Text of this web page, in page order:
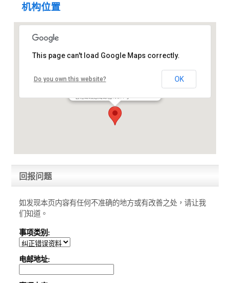
机构位置
Greensmiles HK Limited
香港邮政总局邮箱10817号
This page can't load Google Maps correctly.
Do you own this website? OK
回报问题
如发现本页内容有任何不准确的地方或有改善之处，请让我
们知道。
事项类别:
电邮地址: